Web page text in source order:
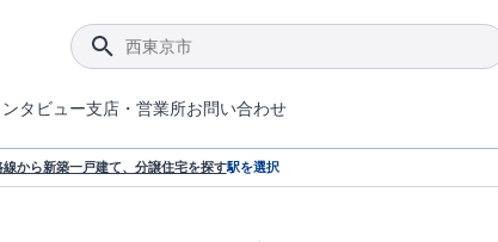
タビュー支店・営業所お問い合わせ
線から新築一戸建て、分譲住宅を探す駅を選択